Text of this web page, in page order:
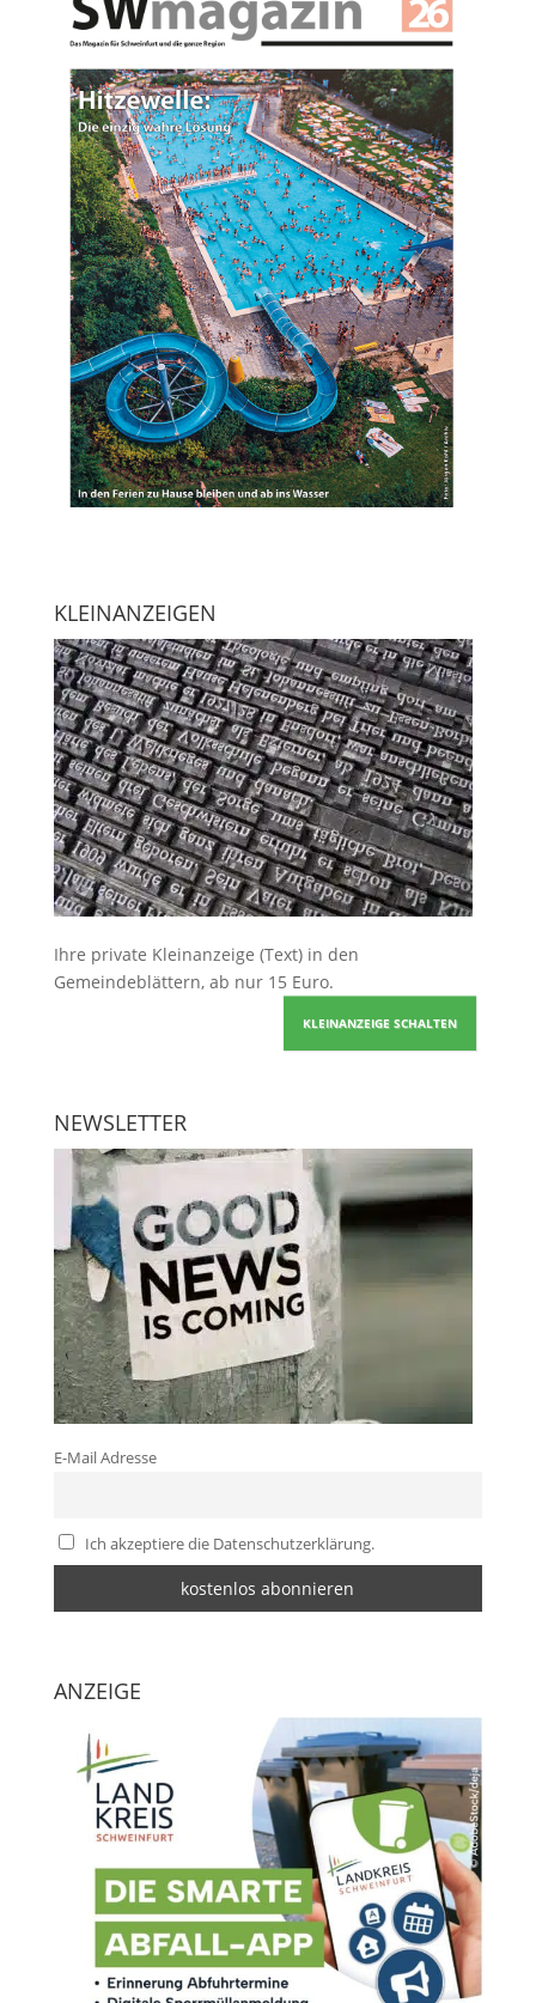
KLEINANZEIGEN
Ihre private Kleinanzeige (Text) in den
Gemeindeblättern, ab nur 15 Euro.
KLEINANZEIGE SCHALTEN
NEWSLETTER
E-Mail Adresse
Ich akzeptiere die Datenschutzerklärung.
ANZEIGE